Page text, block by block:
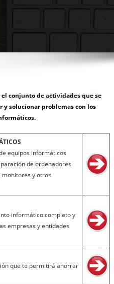
conjunto de actividades que se
y solucionar problemas con los
equipos informáticos
de ordenadores
y otros
informático completo y
empresas y entidades
que te permitirá ahorrar